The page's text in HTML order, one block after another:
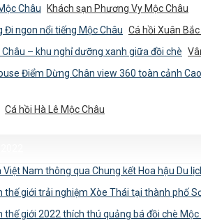
Khách sạn Phương Vy Mộc Châu
Cá hồi Xuân
Cá hồi Hà Lê Mộc Châu